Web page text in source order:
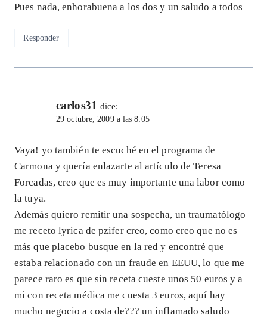
Pues nada, enhorabuena a los dos y un saludo a todos
Responder
carlos31 dice:
29 octubre, 2009 a las 8:05
Vaya! yo también te escuché en el programa de
Carmona y quería enlazarte al artículo de Teresa
Forcadas, creo que es muy importante una labor como
la tuya.
Además quiero remitir una sospecha, un traumatólogo
me receto lyrica de pzifer creo, como creo que no es
más que placebo busque en la red y encontré que
estaba relacionado con un fraude en EEUU, lo que me
parece raro es que sin receta cueste unos 50 euros y a
mi con receta médica me cuesta 3 euros, aquí hay
mucho negocio a costa de??? un inflamado saludo